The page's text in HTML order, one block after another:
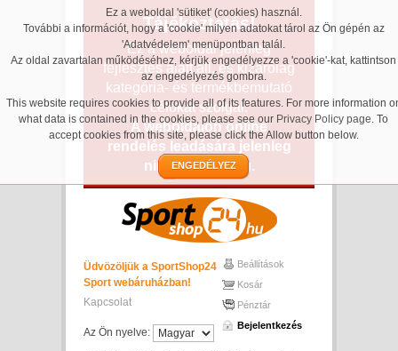
Ez a weboldal 'sütiket' (cookies) használ.
További a információt, hogy a 'cookie' milyen adatokat tárol az Ön gépén az
'Adatvédelem' menüpontban talál.
Az oldal zavartalan működéséhez, kérjük engedélyezze a 'cookie'-kat, kattintson
az engedélyezés gombra.
This website requires cookies to provide all of its features. For more information
what data is contained in the cookies, please see our Privacy Policy page. To
accept cookies from this site, please click the Allow button below.
ENGEDÉLYEZ
Tájékoztatás!
Ez a weboldal jelenleg
fejlesztés alatt áll, és kizárólag
kategória- és termékbemutató
célokat szolgál.
A weboldalon online
rendelés leadására jelenleg
nincs lehetőség.
Üdvözöljük a SportShop24
Sport webáruházban!
Kapcsolat
Az Ön nyelve:
Beállítások
Kosár
Pénztár
Bejelentkezés